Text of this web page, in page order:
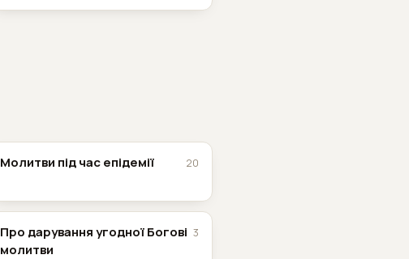
Молитви під час епідемії 20
Про дарування угодної Богові
молитви
3